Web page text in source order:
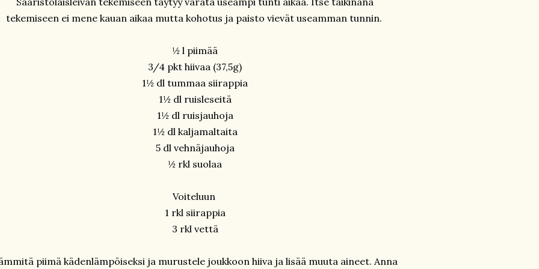
tekemiseen ei mene kauan aikaa mutta kohotus ja paisto vievät useamman tunnin.
½ l piimää
3/4 pkt hiivaa (37,5g)
1½ dl tummaa siirappia
1½ dl ruisleseitä
1½ dl ruisjauhoja
1½ dl kaljamaltaita
5 dl vehnäjauhoja
½ rkl suolaa
Voiteluun
1 rkl siirappia
3 rkl vettä
piimä kädenlämpöiseksi ja murustele joukkoon hiiva ja lisää muuta aineet. Anna